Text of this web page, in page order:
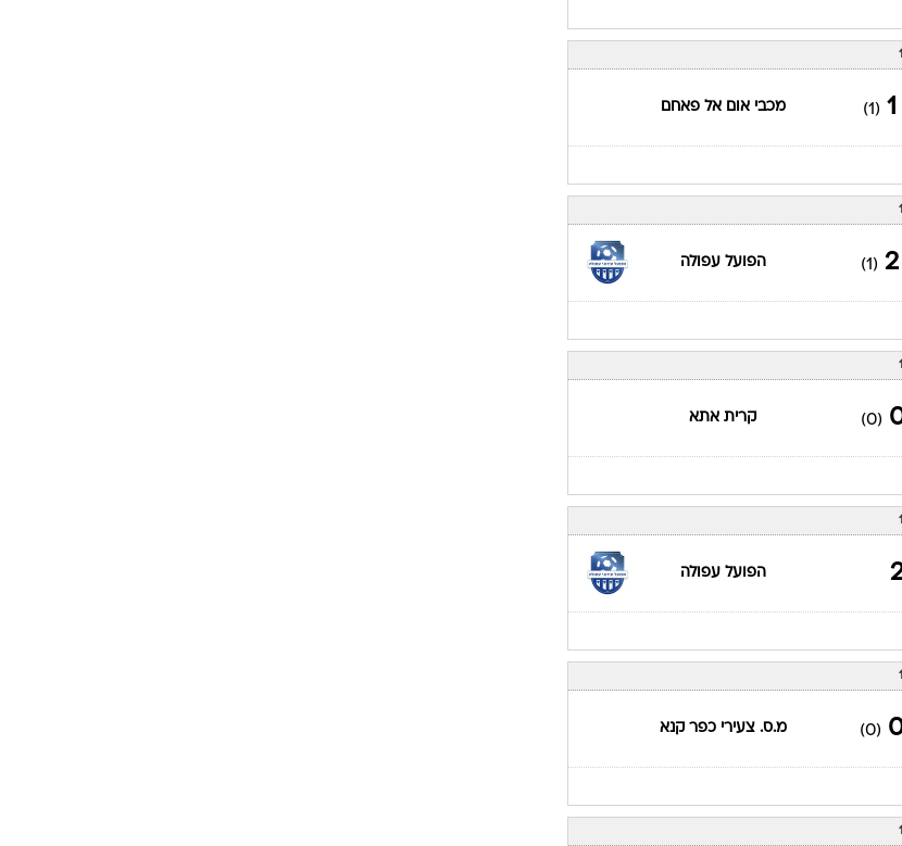
(1) מכבי אום אל פאחם
(1) הפועל עפולה
(0) קרית אתא
הפועל עפולה
(0) מ.ס. צעירי כפר קנא